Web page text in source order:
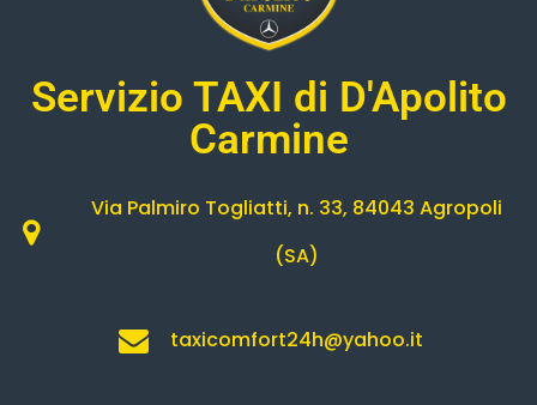
Servizio TAXI di D'Apolito
Carmine
Via Palmiro Togliatti, n. 33, 84043 Agropoli
(SA)
taxicomfort24h@yahoo.it